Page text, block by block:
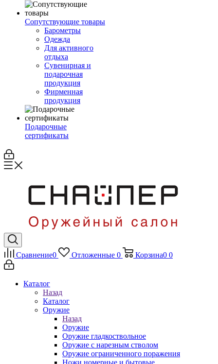
Сопутствующие товары
Барометры
Одежда
Для активного
отдыха
Сувенирная и
подарочная
продукция
Фирменная
продукция
Подарочные
сертификаты
Сравнение0 Отложенные 0 Корзина0 0
Каталог
Назад
Каталог
Оружие
Назад
Оружие
Оружие гладкоствольное
Оружие с нарезным стволом
Оружие ограниченного поражения
Ножи номерные и бытовые